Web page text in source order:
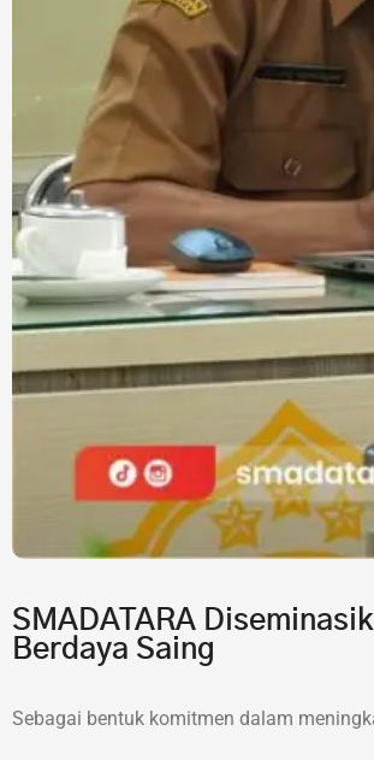
SMADATARA
Berdaya Saing
Sebagai bentuk komitmen dalam